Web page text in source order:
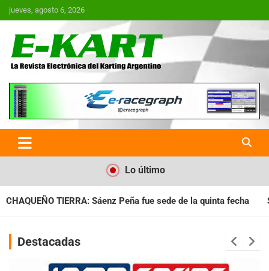
Saltar
al
jueves, agosto 6, 2026
E-Kart.com.ar | La Revista
Electrónica del Karting en
Argentina
Lo último
fue sede de la quinta fecha SANTIAGUEÑO: Se cumplió con
Destacadas